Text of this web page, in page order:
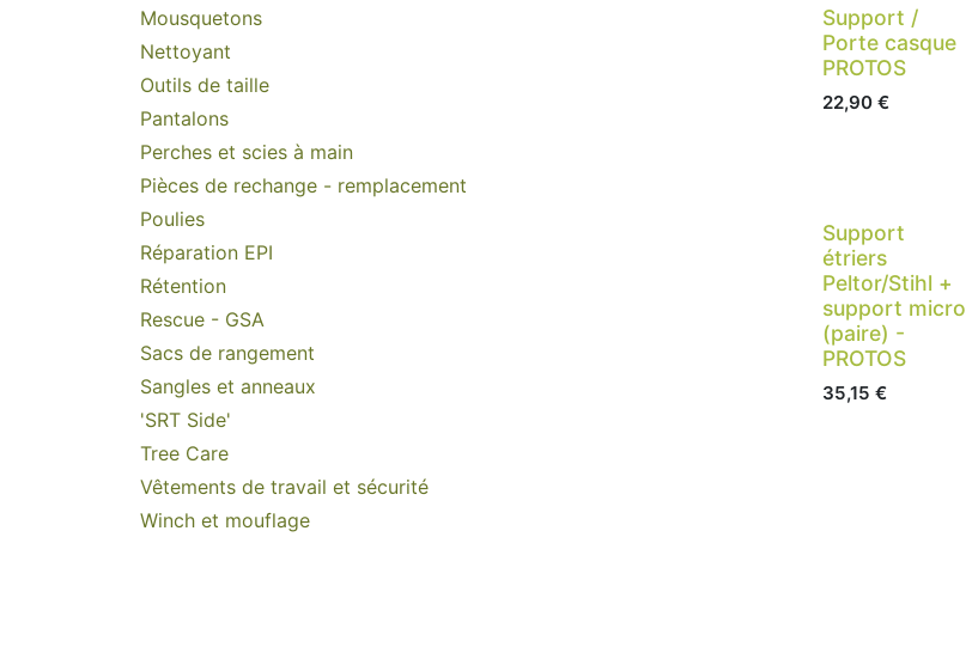
Mousquetons
Nettoyant
Outils de taille
Pantalons
Perches et scies à main
Pièces de rechange - remplacement
Poulies
Réparation EPI
Rétention
Rescue - GSA
Sacs de rangement
Sangles et anneaux
'SRT Side'
Tree Care
Vêtements de travail et sécurité
Winch et mouflage
Support /
Porte casque
PROTOS
22,90 €
Support
étriers
Peltor/Stihl +
support micro
(paire) -
PROTOS
35,15 €